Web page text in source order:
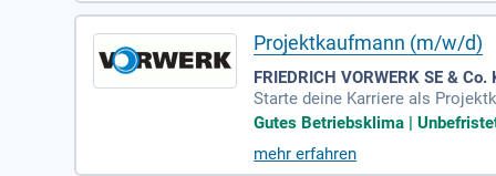
Bauwesen. Hohe
Projektkaufmann (m/w/d)
FRIEDRICH VORWERK SE &
Starte deine Karriere als
chen Begleitung von
irtschaftlichen Abwicklung,
und Erstellung von
Gutes Betriebsklima |
mehr erfahren